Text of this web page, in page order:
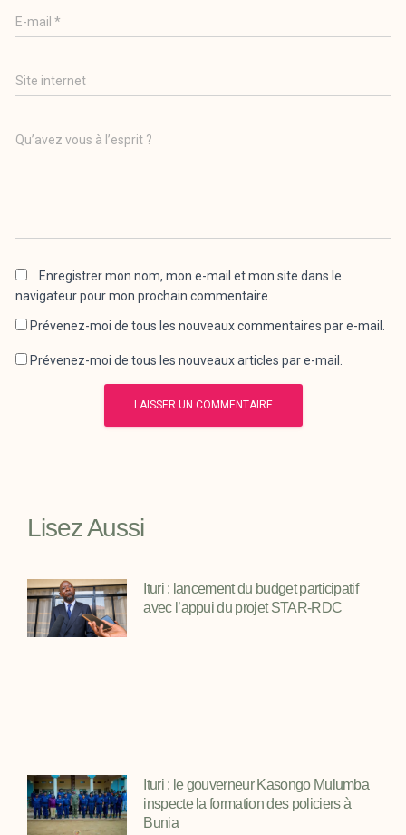
E-mail*
Site internet
Qu’avez vous à l’esprit ?
Enregistrer mon nom, mon e-mail et mon site dans le
navigateur pour mon prochain commentaire.
Prévenez-moi de tous les nouveaux commentaires par e-mail.
Prévenez-moi de tous les nouveaux articles par e-mail.
Lisez Aussi
Ituri : lancement du budget participatif
avec l’appui du projet STAR-RDC
Ituri : le gouverneur Kasongo Mulumba
inspecte la formation des policiers à
Bunia